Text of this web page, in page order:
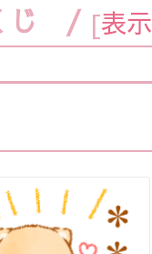
じ / [表示